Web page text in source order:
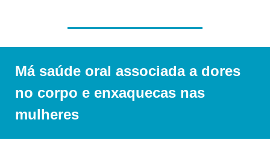
Má saúde oral associada a dores
no corpo e enxaquecas nas
mulheres